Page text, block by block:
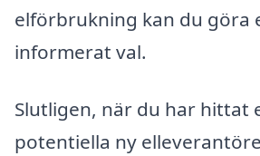
elförbrukning kan du göra
informerat val.
Slutligen, när du har hittat
potentiella ny